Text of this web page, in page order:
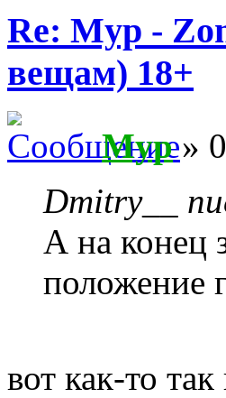
Re: Myp -
вещам) 18+
Myp»
Dmitry__
А на конец
положение
вот как-то